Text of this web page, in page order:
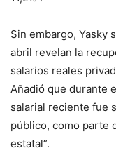
Sin embargo, Yasky
abril revelan la
salarios reales
Añadió que durante
salarial reciente fue
público, como parte
estatal”.